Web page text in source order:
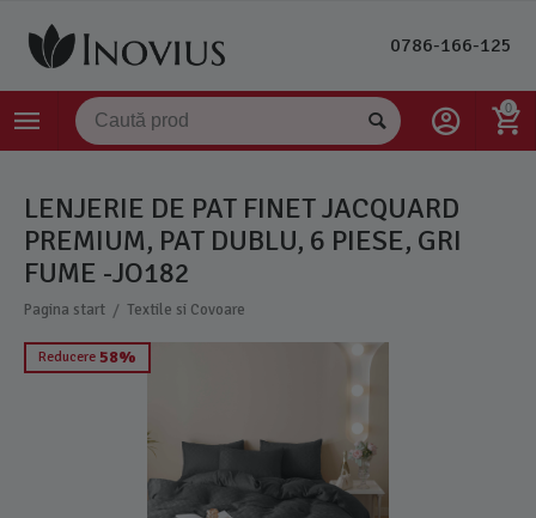
0786-166-125
0
LENJERIE DE PAT FINET JACQUARD
PREMIUM, PAT DUBLU, 6 PIESE, GRI
FUME -JO182
Pagina start / Textile si Covoare
Reducere 58%